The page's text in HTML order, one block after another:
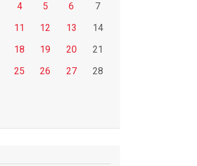
4 5 6
7
11 12 13
14
18 19 20
21
25 26 27
28